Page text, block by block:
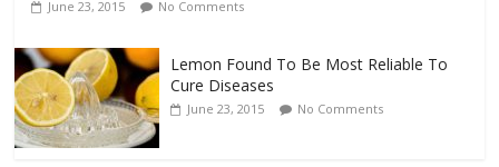
June 23, 2015 No Comments
Lemon Found To Be Most Reliable To
Cure Diseases
June 23, 2015 No Comments